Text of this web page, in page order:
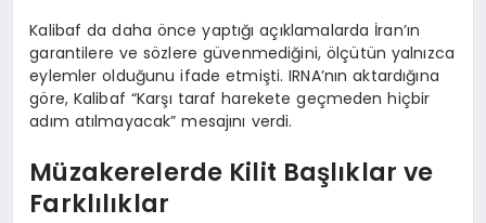
Kalibaf da daha önce yaptığı açıklamalarda İran’ın
garantilere ve sözlere güvenmediğini, ölçütün yalnızca
eylemler olduğunu ifade etmişti. IRNA’nın aktardığına
göre, Kalibaf “Karşı taraf harekete geçmeden hiçbir
adım atılmayacak” mesajını verdi.
Müzakerelerde Kilit Başlıklar ve
Farklılıklar